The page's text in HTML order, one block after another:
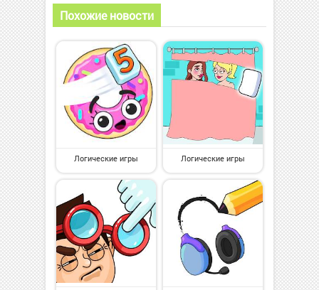
Похожие новости
Логические игры Логические игры